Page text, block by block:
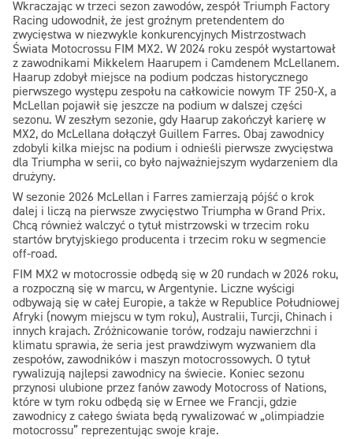
Wkraczając w trzeci sezon zawodów, zespół Triumph Factory
Racing udowodnił, że jest groźnym pretendentem do
zwycięstwa w niezwykle konkurencyjnych Mistrzostwach
Świata Motocrossu FIM MX2. W 2024 roku zespół wystartował
z zawodnikami Mikkelem Haarupem i Camdenem McLellanem.
Haarup zdobył miejsce na podium podczas historycznego
pierwszego występu zespołu na całkowicie nowym TF 250-X, a
McLellan pojawił się jeszcze na podium w dalszej części
sezonu. W zeszłym sezonie, gdy Haarup zakończył karierę w
MX2, do McLellana dołączył Guillem Farres. Obaj zawodnicy
zdobyli kilka miejsc na podium i odnieśli pierwsze zwycięstwa
dla Triumpha w serii, co było najważniejszym wydarzeniem dla
drużyny.
W sezonie 2026 McLellan i Farres zamierzają pójść o krok
dalej i liczą na pierwsze zwycięstwo Triumpha w Grand Prix.
Chcą również walczyć o tytuł mistrzowski w trzecim roku
startów brytyjskiego producenta i trzecim roku w segmencie
off-road.
FIM MX2 w motocrossie odbędą się w 20 rundach w 2026 roku,
a rozpoczną się w marcu, w Argentynie. Liczne wyścigi
odbywają się w całej Europie, a także w Republice Południowej
Afryki (nowym miejscu w tym roku), Australii, Turcji, Chinach i
innych krajach. Zróżnicowanie torów, rodzaju nawierzchni i
klimatu sprawia, że ​​seria jest prawdziwym wyzwaniem dla
zespołów, zawodników i maszyn motocrossowych. O tytuł
rywalizują najlepsi zawodnicy na świecie. Koniec sezonu
przynosi ulubione przez fanów zawody Motocross of Nations,
które w tym roku odbędą się w Ernee we Francji, gdzie
zawodnicy z całego świata będą rywalizować w „olimpiadzie
motocrossu” reprezentując swoje kraje.